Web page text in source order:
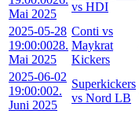
Mai 2025
vs HDI
2025-05-28
19:00:0028.
Mai 2025
Conti vs
Maykrat
Kickers
2025-06-02
19:00:002.
Juni 2025
Superkickers
vs Nord LB